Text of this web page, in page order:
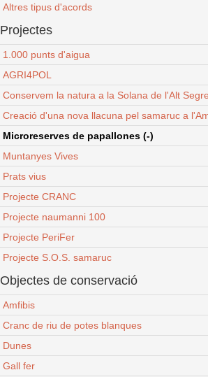
Altres tipus d'acords
Projectes
1.000 punts d'aigua
AGRI4POL
Conservem la natura a la Solana de l'Alt
Creació d'una nova llacuna pel samaruc a
Microreserves de papallones (-)
Muntanyes Vives
Prats vius
Projecte CRANC
Projecte naumanni 100
Projecte PeriFer
Projecte S.O.S. samaruc
Objectes de conservació
Amfibis
Cranc de riu de potes blanques
Dunes
Gall fer